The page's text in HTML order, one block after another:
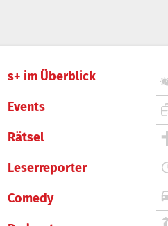
s+ im Überblick
Events
Rätsel
Leserreporter
Comedy